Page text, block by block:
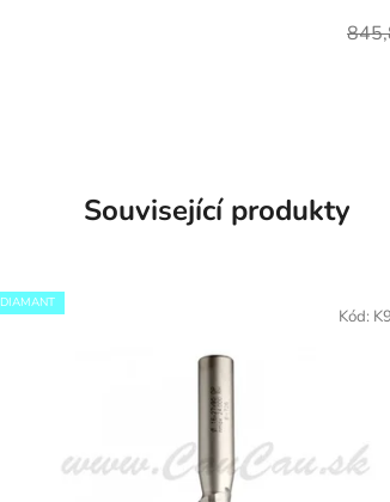
Související produkty
DIAMANT
Kód: